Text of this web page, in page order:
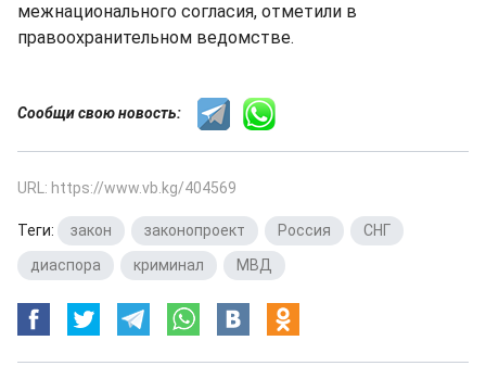
межнационального согласия, отметили в
правоохранительном ведомстве.
Сообщи свою новость:
URL: https://www.vb.kg/404569
Теги: закон законопроект Россия СНГ
диаспора
криминал МВД